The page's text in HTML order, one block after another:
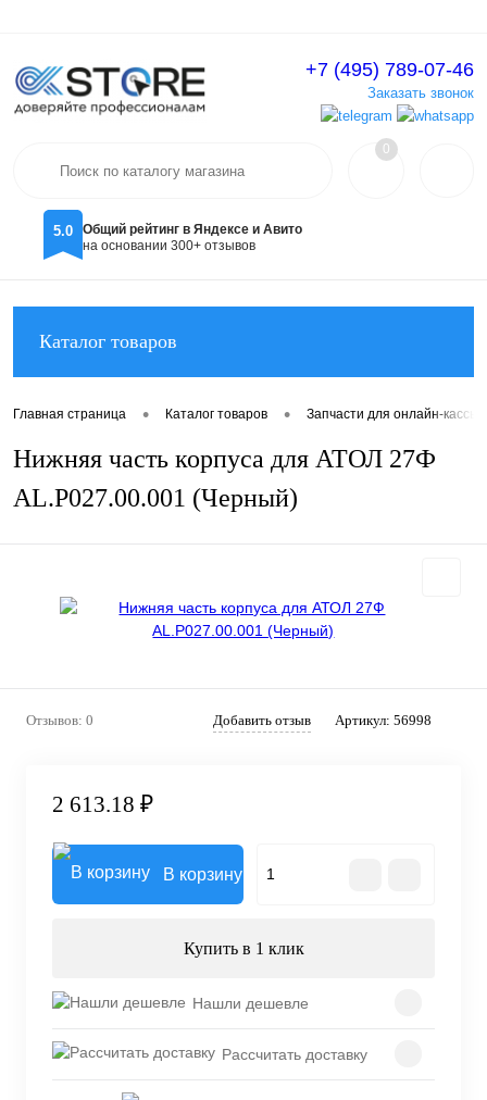
Вход
+7 (495) 789-07-46
Заказать звонок
5.0
Общий рейтинг в Яндексе и Авито
на основании 300+ отзывов
0
Каталог товаров
Главная страница • Каталог товаров • Запчасти для онлайн-кассы
Нижняя часть корпуса для АТОЛ 27Ф
AL.P027.00.001 (Черный)
Отзывов: 0 Добавить отзыв Артикул: 56998
2 613.18 ₽
В корзину
Купить в 1 клик
Нашли дешевле
Рассчитать доставку